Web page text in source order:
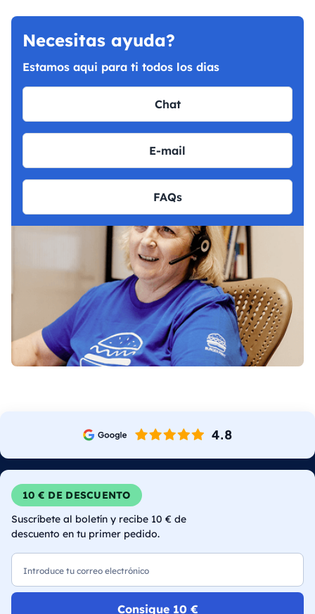
Necesitas ayuda?
Estamos aqui para ti todos los dias
Chat
E-mail
FAQs
10 € DE DESCUENTO
Suscríbete al boletín y recibe 10 € de
descuento en tu primer pedido.
Consigue 10 €